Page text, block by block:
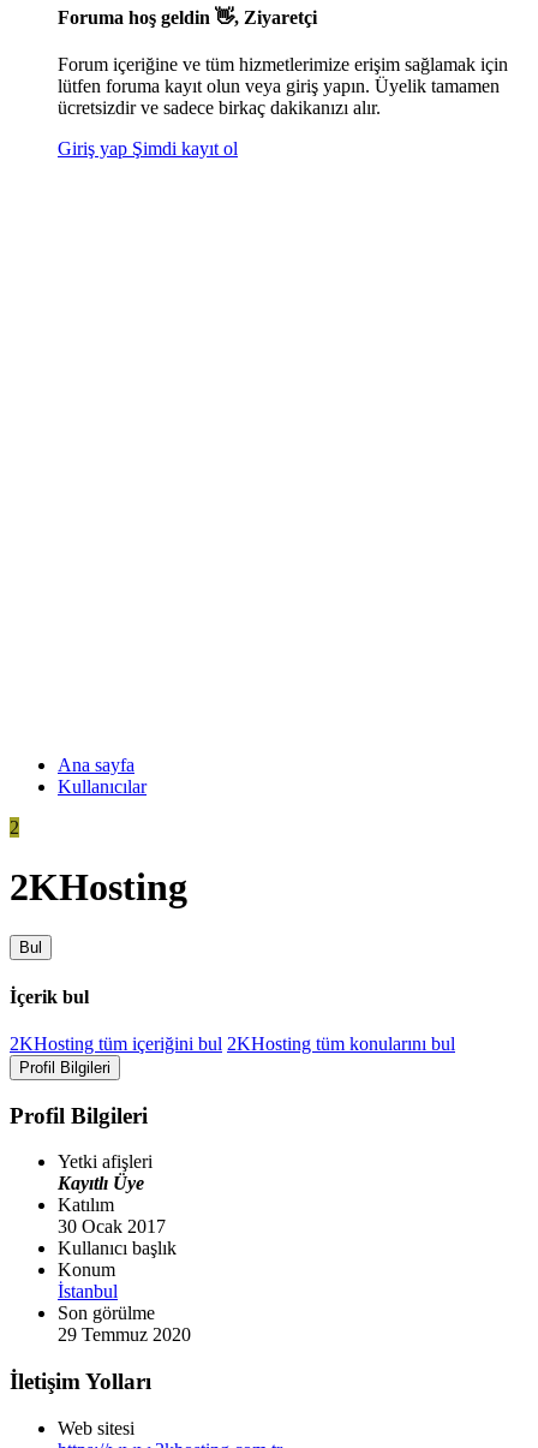
Foruma hoş geldin 👋, Ziyaretçi
Forum içeriğine ve tüm hizmetlerimize erişim sağlamak için
lütfen foruma kayıt olun veya giriş yapın. Üyelik tamamen
ücretsizdir ve sadece birkaç dakikanızı alır.
Giriş yap Şimdi kayıt ol
Ana sayfa
Kullanıcılar
2
2KHosting
Bul
İçerik bul
2KHosting tüm içeriğini bul 2KHosting tüm konularını bul
Profil Bilgileri
Profil Bilgileri
Yetki afişleri
Kayıtlı Üye
Katılım
30 Ocak 2017
Kullanıcı başlık
Konum
İstanbul
Son görülme
29 Temmuz 2020
İletişim Yolları
Web sitesi